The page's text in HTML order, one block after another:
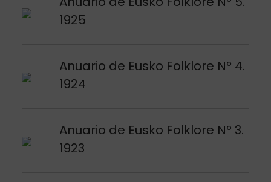
1925
Anuario de Eusko Folklore Nº 4.
1924
Argitalpena ikusi
Anuario de Eusko Folklore Nº 3.
1923
Argitalpena ikusi